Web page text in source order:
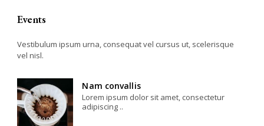
Events
Vestibulum ipsum urna, consequat vel cursus ut, scelerisque
vel nisl.
Nam convallis
Lorem ipsum dolor sit amet, consectetur
adipiscing ..